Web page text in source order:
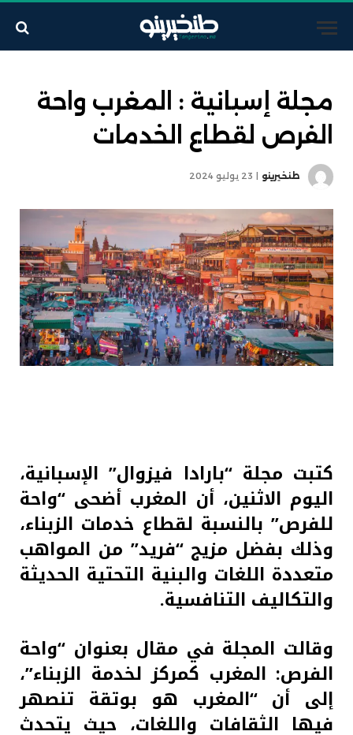
مجلة إسبانية : المغرب واحة
الفرص لقطاع الخدمات
طنخيرينو 23 يوليو 2024
كتبت مجلة “بارادا فيزوال” الإسبانية،
اليوم الاثنين، أن المغرب أضحى “واحة
للفرص” بالنسبة لقطاع خدمات الزبناء،
وذلك بفضل مزيج “فريد” من المواهب
متعددة اللغات والبنية التحتية الحديثة
والتكاليف التنافسية.
وقالت المجلة في مقال بعنوان “واحة
الفرص: المغرب كمركز لخدمة الزبناء”،
إلى أن “المغرب هو بوتقة تنصهر
فيها الثقافات واللغات، حيث يتحدث